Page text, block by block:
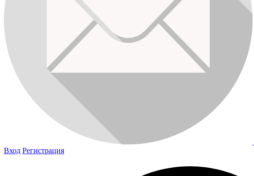
Вход Регистрация